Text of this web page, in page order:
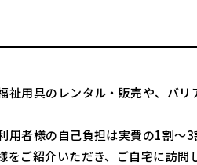
祉用具のレンタル・販売や、バ
用者様の自己負担は実費の1割～
をご紹介いただき、ご自宅に訪